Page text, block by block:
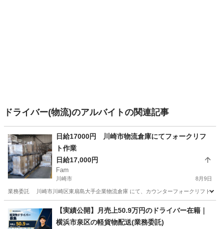
ドライバー(物流)のアルバイトの関連記事
日給17000円 川崎市物流倉庫にてフォークリフ
ト作業
日給17,000円
Fam
川崎市 8月9日
業務委託 川崎市川崎区東扇島大手企業物流倉庫 にて、カウンターフォークリフト
物流 フォークリフト
【実績公開】月売上50.9万円のドライバー在籍｜
横浜市泉区の軽貨物配送(業務委託)